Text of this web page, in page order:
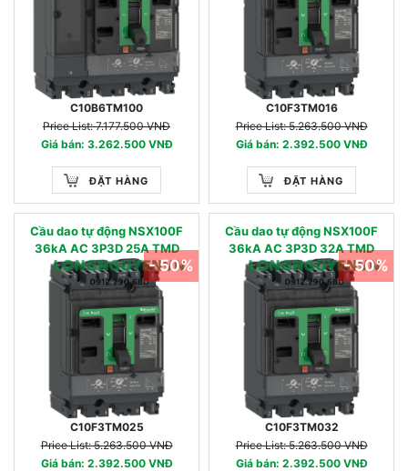
C10B6TM100
Price List: 7.177.500 VNĐ
Giá bán: 3.262.500 VNĐ
ĐẶT HÀNG
C10F3TM016
Price List: 5.263.500 VNĐ
Giá bán: 2.392.500 VNĐ
ĐẶT HÀNG
Cầu dao tự động NSX100F
36kA AC 3P3D 25A TMD
C10F3TM025
Price List: 5.263.500 VNĐ
Giá bán: 2.392.500 VNĐ
- 50%
Cầu dao tự động NSX100F
36kA AC 3P3D 32A TMD
C10F3TM032
Price List: 5.263.500 VNĐ
Giá bán: 2.392.500 VNĐ
- 50%